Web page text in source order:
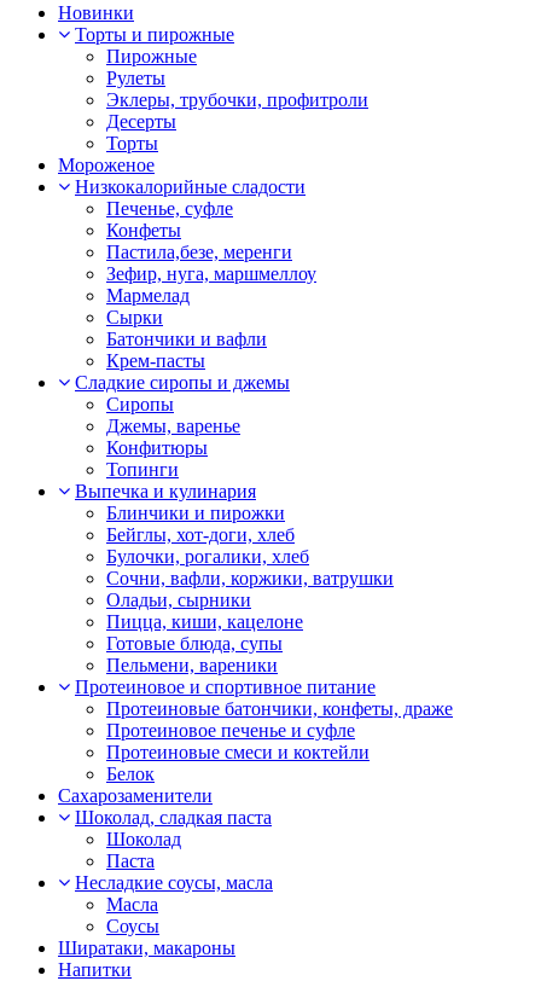
Новинки
Торты и пирожные
Пирожные
Рулеты
Эклеры, трубочки, профитроли
Десерты
Торты
Мороженое
Низкокалорийные сладости
Печенье, суфле
Конфеты
Пастила,безе, меренги
Зефир, нуга, маршмеллоу
Мармелад
Сырки
Батончики и вафли
Крем-пасты
Сладкие сиропы и джемы
Сиропы
Джемы, варенье
Конфитюры
Топинги
Выпечка и кулинария
Блинчики и пирожки
Бейглы, хот-доги, хлеб
Булочки, рогалики, хлеб
Сочни, вафли, коржики, ватрушки
Оладьи, сырники
Пицца, киши, кацелоне
Готовые блюда, супы
Пельмени, вареники
Протеиновое и спортивное питание
Протеиновые батончики, конфеты, драже
Протеиновое печенье и суфле
Протеиновые смеси и коктейли
Белок
Сахарозаменители
Шоколад, сладкая паста
Шоколад
Паста
Несладкие соусы, масла
Масла
Соусы
Ширатаки, макароны
Напитки